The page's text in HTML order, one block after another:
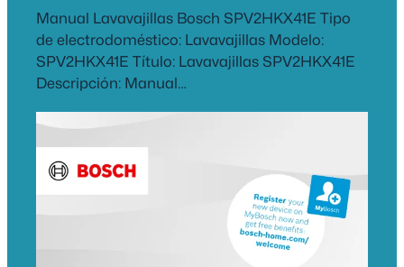
Manual Lavavajillas Bosch SPV2HKX41E Tipo
de electrodoméstico: Lavavajillas Modelo:
SPV2HKX41E Título: Lavavajillas SPV2HKX41E
Descripción: Manual…